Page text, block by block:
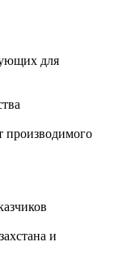
для
производимого
и